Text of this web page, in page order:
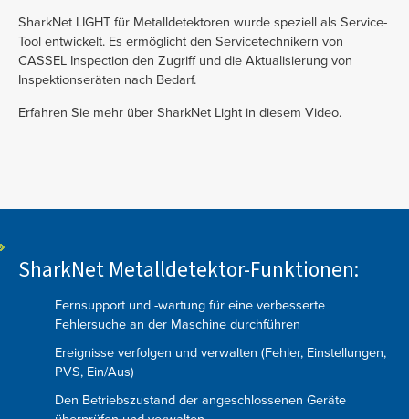
SharkNet LIGHT für Metalldetektoren wurde speziell als Service-
Tool entwickelt. Es ermöglicht den Servicetechnikern von
CASSEL Inspection den Zugriff und die Aktualisierung von
Inspektionseräten nach Bedarf.
Erfahren Sie mehr über SharkNet Light in diesem Video.
SharkNet Metalldetektor-Funktionen:
Fernsupport und -wartung für eine verbesserte
Fehlersuche an der Maschine durchführen
Ereignisse verfolgen und verwalten (Fehler, Einstellungen,
PVS, Ein/Aus)
Den Betriebszustand der angeschlossenen Geräte